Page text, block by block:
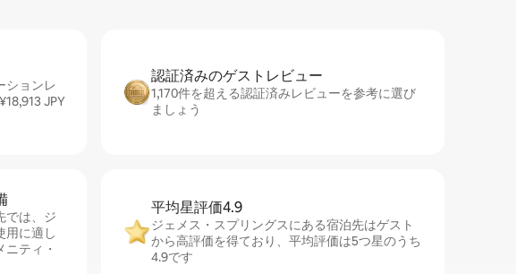
ションレ
JPY
認証済みのゲ⁠ス⁠ト⁠レ⁠ビ⁠ュ⁠ー
1,170件を超える認証済みレビューを参考に選び
ましょう
では、ジ
用に適し
ティ・
平均星評価4.9
ジェメス・スプリングスにある宿泊先はゲスト
から高評価を得ており、平均評価は5つ星のうち
4.9です